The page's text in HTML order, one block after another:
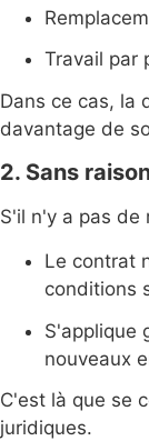
Travail par
Dans ce cas, la
davantage de
2. Sans
S'il n'y a pas de
Le contrat
conditions
S'applique
nouveaux
C'est là que se
juridiques.